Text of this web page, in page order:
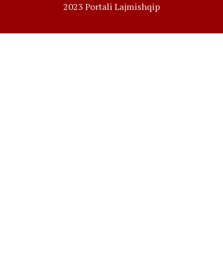
2023 Portali Lajmishqip